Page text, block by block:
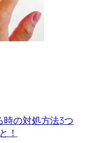
の対処方法3つ
！